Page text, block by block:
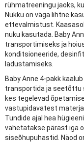
rühmatreeningu jaoks,
Nukku on väga lihtne
ettevalmistust.
nuku kasutada. Baby
transportimiseks ja
konditsioneeride,
ladustamiseks.
Baby Anne 4-pakk
transportida ja seetõttu
kes tegelevad
vastupidavatest
Tundide ajal hea
vahetatakse pärast iga
siseõhupuhastid. Näod